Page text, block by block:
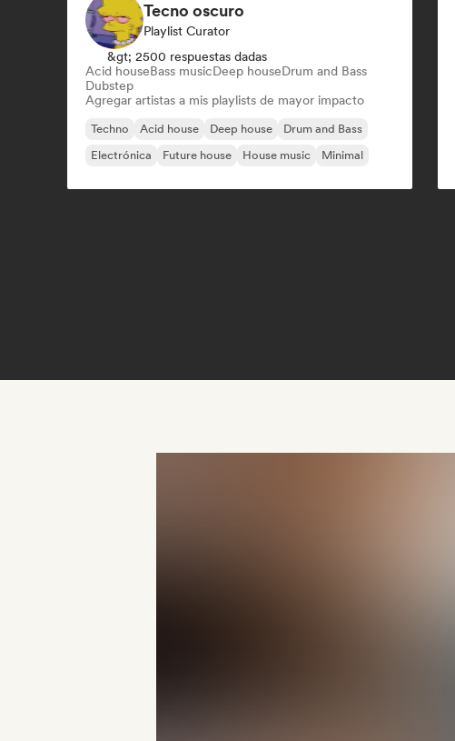
Tecno oscuro
Playlist Curator
&gt; 2500 respuestas dadas
Acid houseBass musicDeep houseDrum and Bass
Dubstep
Agregar artistas a mis playlists de mayor impacto
Techno Acid house Deep house
Drum and Bass
Electrónica
Future house House music Minimal